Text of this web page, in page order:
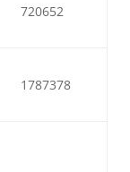
720652
1787378